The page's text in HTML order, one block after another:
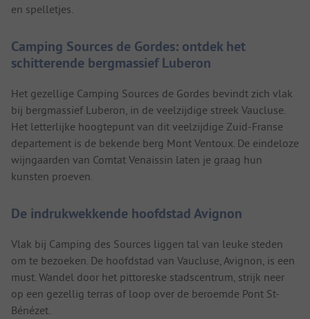
en spelletjes.
Camping Sources de Gordes: ontdek het
schitterende bergmassief Luberon
Het gezellige Camping Sources de Gordes bevindt zich vlak
bij bergmassief Luberon, in de veelzijdige streek Vaucluse.
Het letterlijke hoogtepunt van dit veelzijdige Zuid-Franse
departement is de bekende berg Mont Ventoux. De eindeloze
wijngaarden van Comtat Venaissin laten je graag hun
kunsten proeven.
De indrukwekkende hoofdstad Avignon
Vlak bij Camping des Sources liggen tal van leuke steden
om te bezoeken. De hoofdstad van Vaucluse, Avignon, is een
must. Wandel door het pittoreske stadscentrum, strijk neer
op een gezellig terras of loop over de beroemde Pont St-
Bénézet.